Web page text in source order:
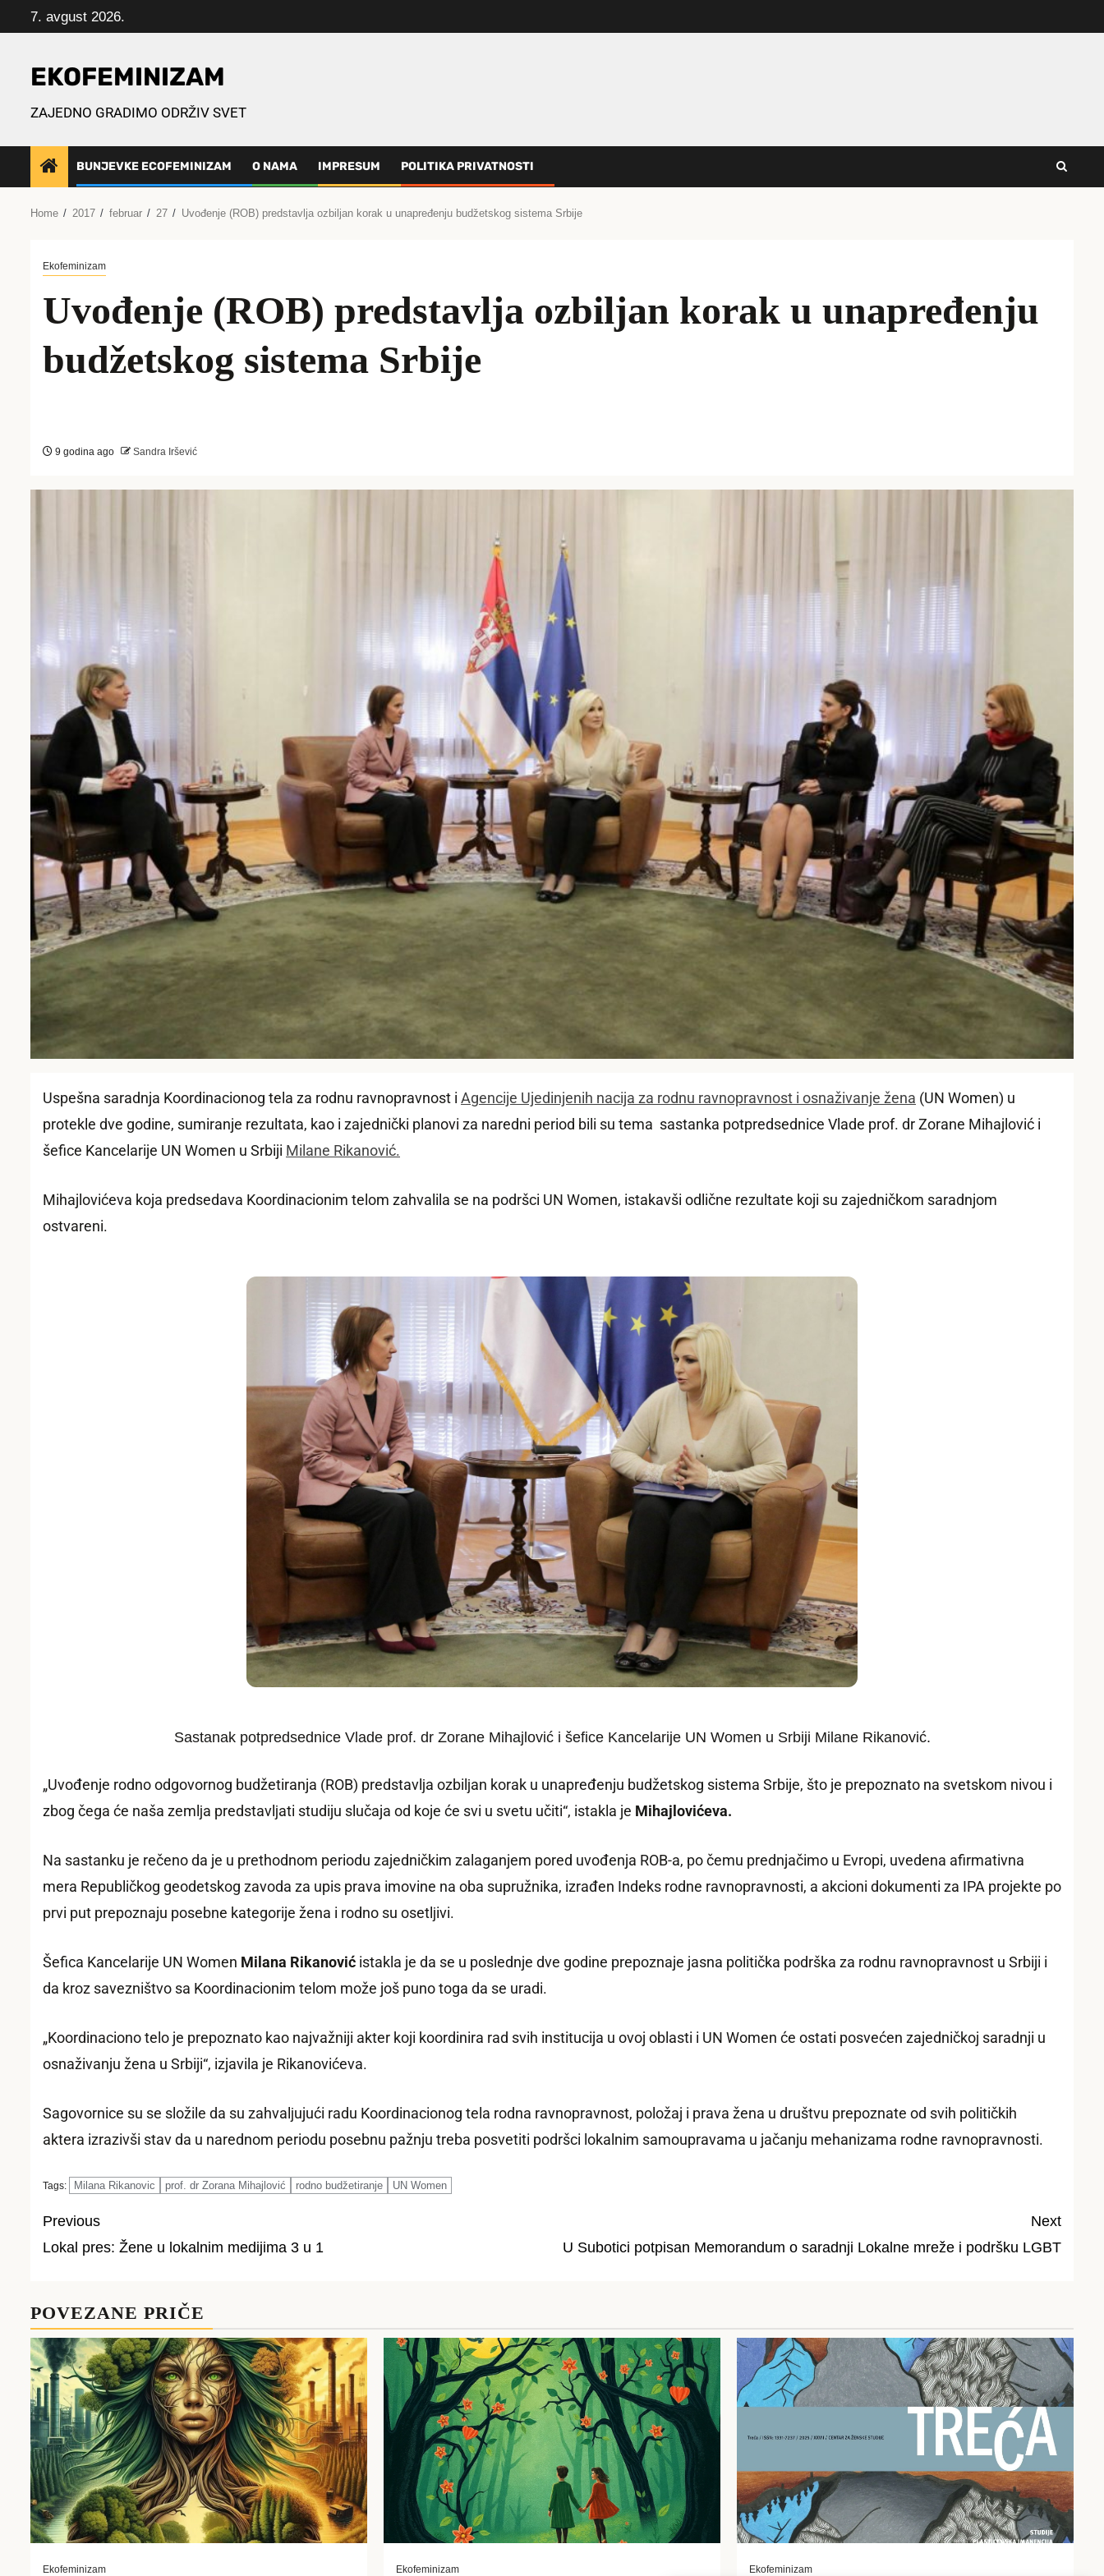
to
7. avgust 2026.
EKOFEMINIZAM
ZAJEDNO GRADIMO ODRŽIV SVET
BUNJEVKE ECOFEMINIZAM O NAMA IMPRESUM POLITIKA PRIVATNOSTI
Home 2017 februar 27 Uvođenje (ROB) predstavlјa ozbilјan korak u unapređenju budžetskog sistema Srbije
Ekofeminizam
Uvođenje (ROB) predstavlјa ozbilјan korak u unapređenju
budžetskog sistema Srbije
9 godina ago Sandra Iršević
Uspešna saradnja Koordinacionog tela za rodnu ravnopravnost i Agencije Ujedinjenih nacija za rodnu ravnopravnost i osnaživanje žena (UN Women) u
protekle dve godine, sumiranje rezultata, kao i zajednički planovi za naredni period bili su tema sastanka potpredsednice Vlade prof. dr Zorane Mihajlović i
šefice Kancelarije UN Women u Srbiji Milane Rikanović.
Mihajlovićeva koja predsedava Koordinacionim telom zahvalila se na podršci UN Women, istakavši odlične rezultate koji su zajedničkom saradnjom
ostvareni.
Sastanak potpredsednice Vlade prof. dr Zorane Mihajlović i šefice Kancelarije UN Women u Srbiji Milane Rikanović.
„Uvođenje rodno odgovornog budžetiranja (ROB) predstavlјa ozbilјan korak u unapređenju budžetskog sistema Srbije, što je prepoznato na svetskom nivou i
zbog čega će naša zemlјa predstavlјati studiju slučaja od koje će svi u svetu učiti“, istakla je Mihajlovićeva.
Na sastanku je rečeno da je u prethodnom periodu zajedničkim zalaganjem pored uvođenja ROB-a, po čemu prednjačimo u Evropi, uvedena afirmativna
mera Republičkog geodetskog zavoda za upis prava imovine na oba supružnika, izrađen Indeks rodne ravnopravnosti, a akcioni dokumenti za IPA projekte po
prvi put prepoznaju posebne kategorije žena i rodno su osetlјivi.
Šefica Kancelarije UN Women Milana Rikanović istakla je da se u poslednje dve godine prepoznaje jasna politička podrška za rodnu ravnopravnost u Srbiji i
da kroz savezništvo sa Koordinacionim telom može još puno toga da se uradi.
„Koordinaciono telo je prepoznato kao najvažniji akter koji koordinira rad svih institucija u ovoj oblasti i UN Women će ostati posvećen zajedničkoj saradnji u
osnaživanju žena u Srbiji“, izjavila je Rikanovićeva.
Sagovornice su se složile da su zahvalјujući radu Koordinacionog tela rodna ravnopravnost, položaj i prava žena u društvu prepoznate od svih političkih
aktera izrazivši stav da u narednom periodu posebnu pažnju treba posvetiti podršci lokalnim samoupravama u jačanju mehanizama rodne ravnopravnosti.
Tags: Milana Rikanovic prof. dr Zorana Mihajlović rodno budžetiranje UN Women
Post
Previous
Lokal pres: Žene u lokalnim medijima 3 u 1
Next
U Subotici potpisan Memorandum o saradnji Lokalne mreže i podršku LGBT
POVEZANE PRIČE
Ekofeminizam Ekofeminizam Ekofeminizam